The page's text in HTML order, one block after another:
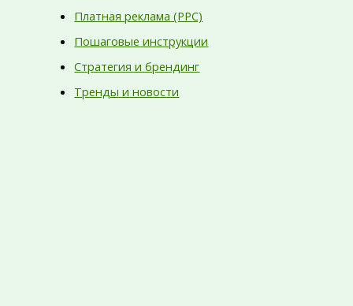
Платная реклама (PPC)
Пошаговые инструкции
Стратегия и брендинг
Тренды и новости